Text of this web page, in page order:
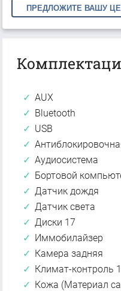
ПРЕДЛОЖИТЕ ВАШУ
AUX
Bluetooth
USB
Аудиосистема
Бортовой
Датчик дождя
Датчик света
Диски 17
Иммобилайзер
Камера задняя
Климат-контроль
Кожа (Материал